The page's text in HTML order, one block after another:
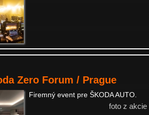
Zero Forum / Prague
Firemný event pre ŠKODA AUTO.
foto z akcie